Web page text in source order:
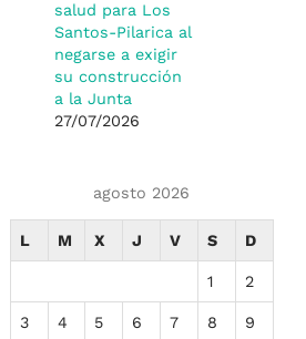
salud para Los
Santos-Pilarica al
negarse a exigir
su construcción
a la Junta
27/07/2026
agosto 2026
L M X J V S D
1 2
3 4 5 6 7 8 9